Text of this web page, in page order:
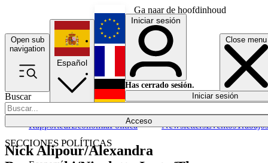
Ga naar de hoofdinhoud
Open sub
navigation
Close menu
Buscar
Acceso
SECCIONES POLÍTICAS
RapporteurEconomíaPolítica NewslettersEventosTrabajos
Español
English
Français
Iniciar sesión
Has cerrado sesión.
Iniciar sesión
Nick Alipour/Alexandra